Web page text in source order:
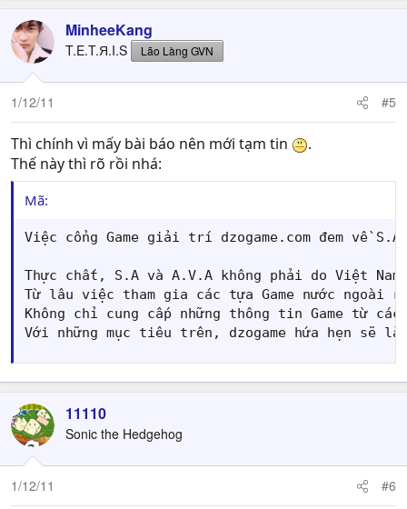
MinheeKang
T.E.T.Я.I.S Lão Làng GVN
1/12/11 #5
Thì chính vì mấy bài báo nên mới tạm tin
.
Thế này thì rõ rồi nhá:
Mã:
Việc cổng Game giải trí dzogame.com đem về
Thực chất, S.A và A.V.A không phải do Việt
Từ lâu việc tham gia các tựa Game nước ngoài
Không chỉ cung cấp những thông tin Game từ
Với những mục tiêu trên, dzogame hứa hẹn sẽ
11110
Sonic the Hedgehog
1/12/11 #6